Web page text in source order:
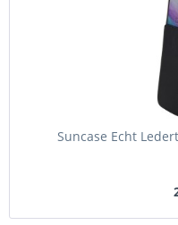
Suncase Echt